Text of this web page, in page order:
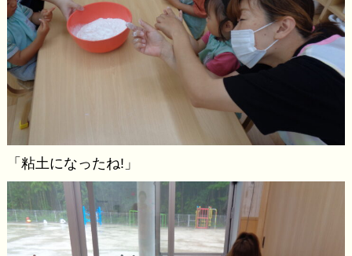
「粘土になったね!」